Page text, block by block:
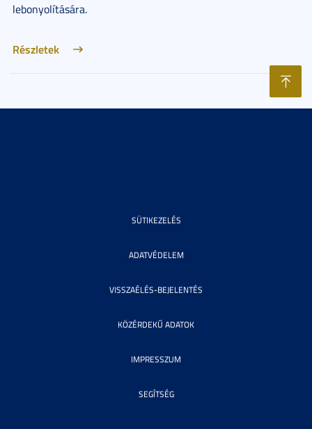
lebonyolítására.
Részletek
SÜTIKEZELÉS
ADATVÉDELEM
VISSZAÉLÉS-BEJELENTÉS
KÖZÉRDEKŰ ADATOK
IMPRESSZUM
SEGÍTSÉG